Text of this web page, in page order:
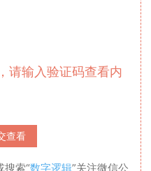
请输入验证码查看内
搜索“数字逻辑”关注微信公